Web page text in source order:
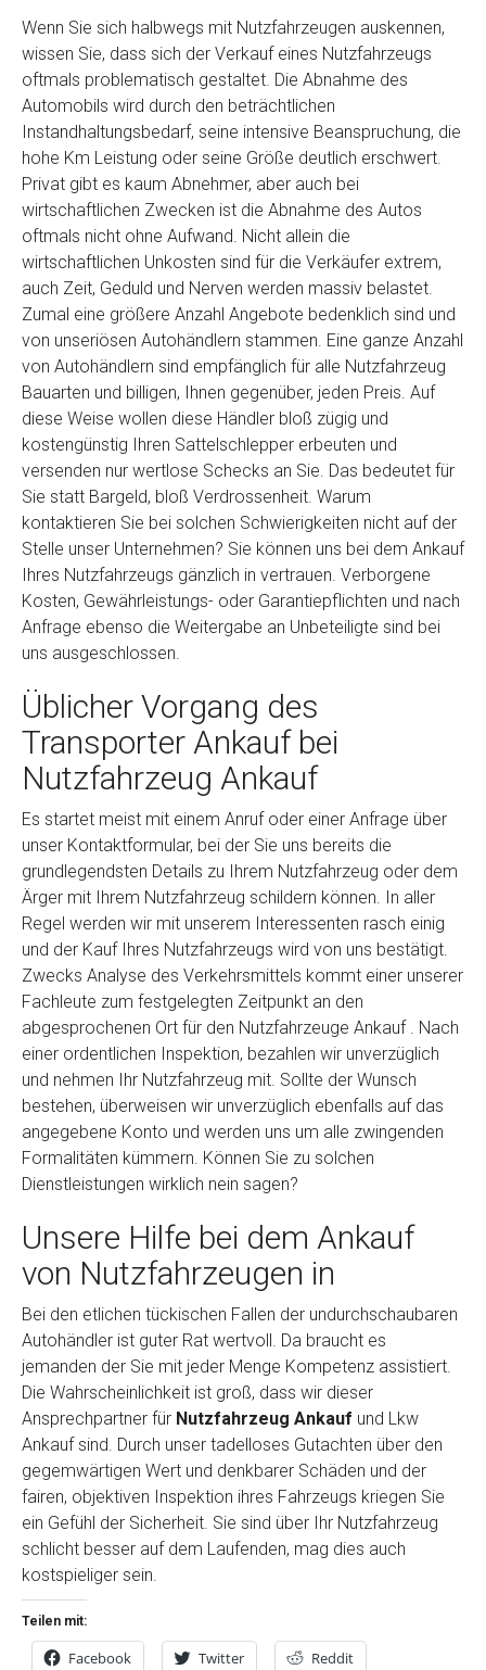
Wenn Sie sich halbwegs mit Nutzfahrzeugen auskennen,
wissen Sie, dass sich der Verkauf eines Nutzfahrzeugs
oftmals problematisch gestaltet. Die Abnahme des
Automobils wird durch den beträchtlichen
Instandhaltungsbedarf, seine intensive Beanspruchung, die
hohe Km Leistung oder seine Größe deutlich erschwert.
Privat gibt es kaum Abnehmer, aber auch bei
wirtschaftlichen Zwecken ist die Abnahme des Autos
oftmals nicht ohne Aufwand. Nicht allein die
wirtschaftlichen Unkosten sind für die Verkäufer extrem,
auch Zeit, Geduld und Nerven werden massiv belastet.
Zumal eine größere Anzahl Angebote bedenklich sind und
von unseriösen Autohändlern stammen. Eine ganze Anzahl
von Autohändlern sind empfänglich für alle Nutzfahrzeug
Bauarten und billigen, Ihnen gegenüber, jeden Preis. Auf
diese Weise wollen diese Händler bloß zügig und
kostengünstig Ihren Sattelschlepper erbeuten und
versenden nur wertlose Schecks an Sie. Das bedeutet für
Sie statt Bargeld, bloß Verdrossenheit. Warum
kontaktieren Sie bei solchen Schwierigkeiten nicht auf der
Stelle unser Unternehmen? Sie können uns bei dem Ankauf
Ihres Nutzfahrzeugs gänzlich in vertrauen. Verborgene
Kosten, Gewährleistungs- oder Garantiepflichten und nach
Anfrage ebenso die Weitergabe an Unbeteiligte sind bei
uns ausgeschlossen.
Üblicher Vorgang des
Transporter Ankauf bei
Nutzfahrzeug Ankauf
Es startet meist mit einem Anruf oder einer Anfrage über
unser Kontaktformular, bei der Sie uns bereits die
grundlegendsten Details zu Ihrem Nutzfahrzeug oder dem
Ärger mit Ihrem Nutzfahrzeug schildern können. In aller
Regel werden wir mit unserem Interessenten rasch einig
und der Kauf Ihres Nutzfahrzeugs wird von uns bestätigt.
Zwecks Analyse des Verkehrsmittels kommt einer unserer
Fachleute zum festgelegten Zeitpunkt an den
abgesprochenen Ort für den Nutzfahrzeuge Ankauf . Nach
einer ordentlichen Inspektion, bezahlen wir unverzüglich
und nehmen Ihr Nutzfahrzeug mit. Sollte der Wunsch
bestehen, überweisen wir unverzüglich ebenfalls auf das
angegebene Konto und werden uns um alle zwingenden
Formalitäten kümmern. Können Sie zu solchen
Dienstleistungen wirklich nein sagen?
Unsere Hilfe bei dem Ankauf
von Nutzfahrzeugen in
Bei den etlichen tückischen Fallen der undurchschaubaren
Autohändler ist guter Rat wertvoll. Da braucht es
jemanden der Sie mit jeder Menge Kompetenz assistiert.
Die Wahrscheinlichkeit ist groß, dass wir dieser
Ansprechpartner für Nutzfahrzeug Ankauf und Lkw
Ankauf sind. Durch unser tadelloses Gutachten über den
gegemwärtigen Wert und denkbarer Schäden und der
fairen, objektiven Inspektion ihres Fahrzeugs kriegen Sie
ein Gefühl der Sicherheit. Sie sind über Ihr Nutzfahrzeug
schlicht besser auf dem Laufenden, mag dies auch
kostspieliger sein.
Teilen mit:
Facebook Twitter Reddit